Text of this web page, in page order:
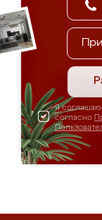
Я
согласно